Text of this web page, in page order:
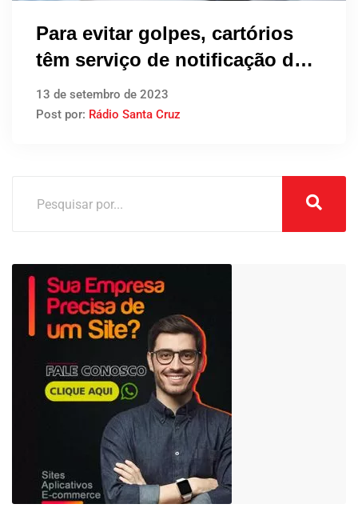
Para evitar golpes, cartórios
têm serviço de notificação de
dívidas
13 de setembro de 2023
Post por: Rádio Santa Cruz